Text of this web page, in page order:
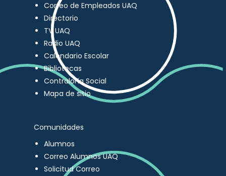
Correo de Empleados UAQ
Directorio
TV UAQ
Radio UAQ
Calendario Escolar
Bibliotecas
Contraloría Social
Mapa de sitio
Comunidades
Alumnos
Correo Alumnos UAQ
Solicitud Correo